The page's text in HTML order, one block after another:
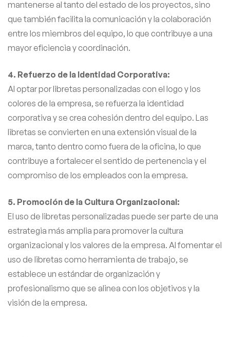
mantenerse al tanto del estado de los proyectos, sino
que también facilita la comunicación y la colaboración
entre los miembros del equipo, lo que contribuye a una
mayor eficiencia y coordinación.
4. Refuerzo de la Identidad Corporativa:
Al optar por libretas personalizadas con el logo y los
colores de la empresa, se refuerza la identidad
corporativa y se crea cohesión dentro del equipo. Las
libretas se convierten en una extensión visual de la
marca, tanto dentro como fuera de la oficina, lo que
contribuye a fortalecer el sentido de pertenencia y el
compromiso de los empleados con la empresa.
5. Promoción de la Cultura Organizacional:
El uso de libretas personalizadas puede ser parte de una
estrategia más amplia para promover la cultura
organizacional y los valores de la empresa. Al fomentar el
uso de libretas como herramienta de trabajo, se
establece un estándar de organización y
profesionalismo que se alinea con los objetivos y la
visión de la empresa.